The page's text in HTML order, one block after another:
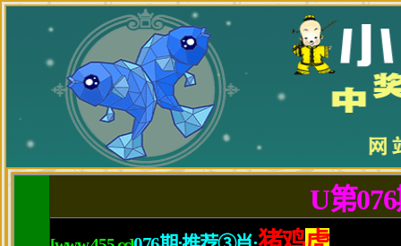
2026年8月6日 9:11 星期四 农历：丙午年(马) 五月初一 巳时
网站首页 学校概况 校园新闻 园丁